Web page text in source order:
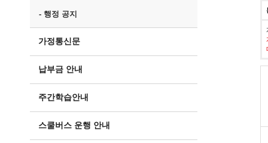
- 행정 공지
가정통신문
납부금 안내
주간학습안내
스쿨버스 운행 안내